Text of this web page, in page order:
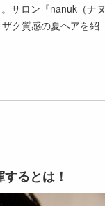
サロン『nanuk（ナヌ
ク質感の夏ヘアを紹
るとは！